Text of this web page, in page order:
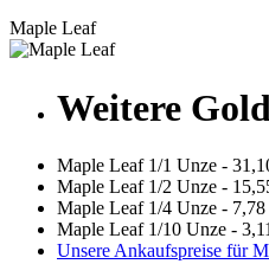
Maple Leaf
Weitere
Maple Leaf 1/1 Unze -
Maple Leaf 1/2 Unze -
Maple Leaf 1/4 Unze - 7,78
Maple Leaf 1/10 Unze -
Unsere Ankaufspreise für